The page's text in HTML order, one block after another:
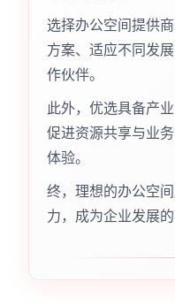
选择办公空间提供
方案、适应不同发
作伙伴。
此外，优选具备产
促进资源共享与业
体验。
终，理想的办公空
力，成为企业发展的